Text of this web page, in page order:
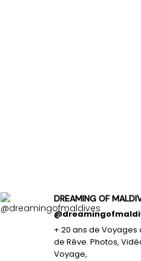
DREAMING OF
+ 20 ans de Voyages
de Rêve. Photos,
Voyage,